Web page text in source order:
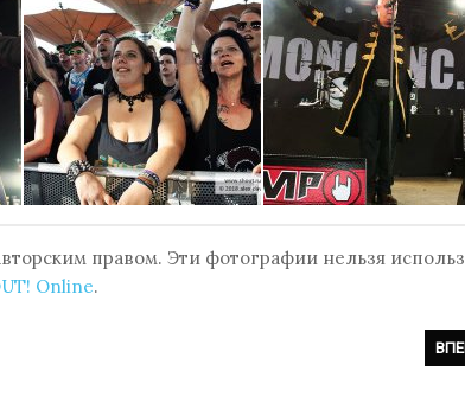
правом. Эти фотографии нельзя
Online.
FESTIVAL 2018 (28.07.2018, TANZBRUNNEN KÖLN,